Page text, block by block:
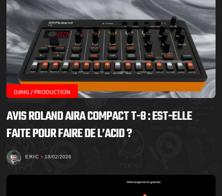
DJING / PRODUCTION
AVIS ROLAND AIRA COMPACT T-8 : EST-ELLE
FAITE POUR FAIRE DE L’ACID ?
ERIC 18/02/2026